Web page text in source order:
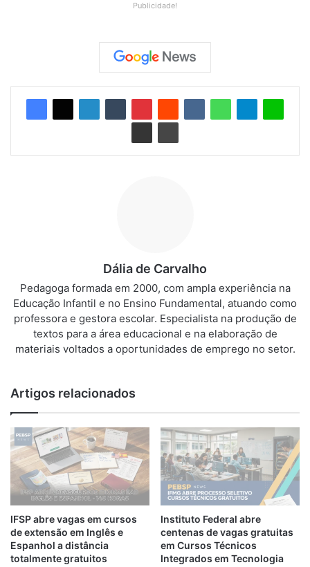
Publicidade!
Dália de Carvalho
Pedagoga formada em 2000, com ampla experiência na
Educação Infantil e no Ensino Fundamental, atuando como
professora e gestora escolar. Especialista na produção de
textos para a área educacional e na elaboração de
materiais voltados a oportunidades de emprego no setor.
Artigos relacionados
IFSP abre vagas em cursos
de extensão em Inglês e
Espanhol a distância
totalmente gratuitos
Instituto Federal abre
centenas de vagas gratuitas
em Cursos Técnicos
Integrados em Tecnologia